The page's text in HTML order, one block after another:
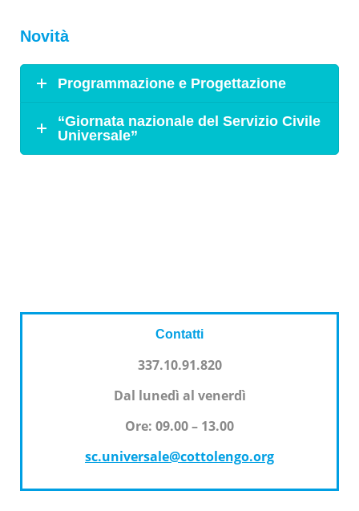
Novità
Programmazione e Progettazione
“Giornata nazionale del Servizio Civile
Universale”
Contatti
337.10.91.820
Dal lunedì al venerdì
Ore: 09.00 – 13.00
sc.universale@cottolengo.org